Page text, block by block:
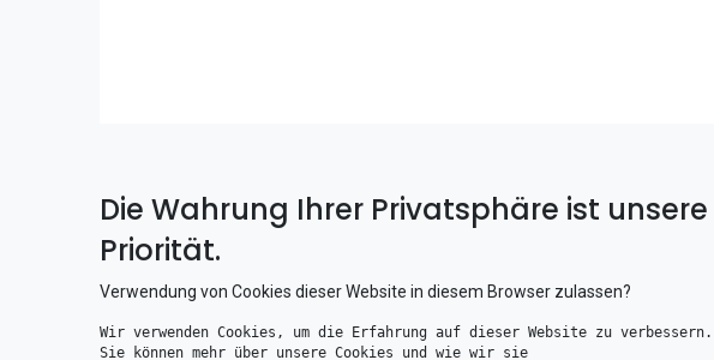
Die Wahrung Ihrer Privatsphäre ist unsere
Priorität.
Verwendung von Cookies dieser Website in diesem Browser zulassen?
Wir verwenden Cookies, um die Erfahrung auf dieser Website zu verbessern.
Sie können mehr über unsere Cookies und wie wir sie